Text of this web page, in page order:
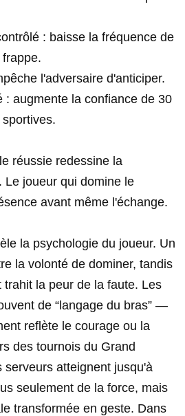
: baisse la fréquence de
l'adversaire d'anticiper.
: augmente la confiance de 30
réussie redessine la
Le joueur qui domine le
avant même l'échange.
la psychologie du joueur. Un
la volonté de dominer, tandis
la peur de la faute. Les
de “langage du bras” —
reflète le courage ou la
des tournois du Grand
serveurs atteignent jusqu'à
seulement de la force, mais
transformée en geste. Dans